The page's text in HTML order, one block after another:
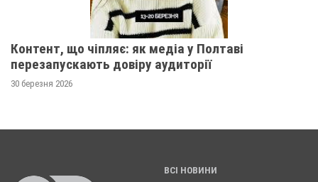
Контент, що чіпляє: як медіа у Полтаві
перезапускають довіру аудиторії
30 березня 2026
ВСІ НОВИНИ